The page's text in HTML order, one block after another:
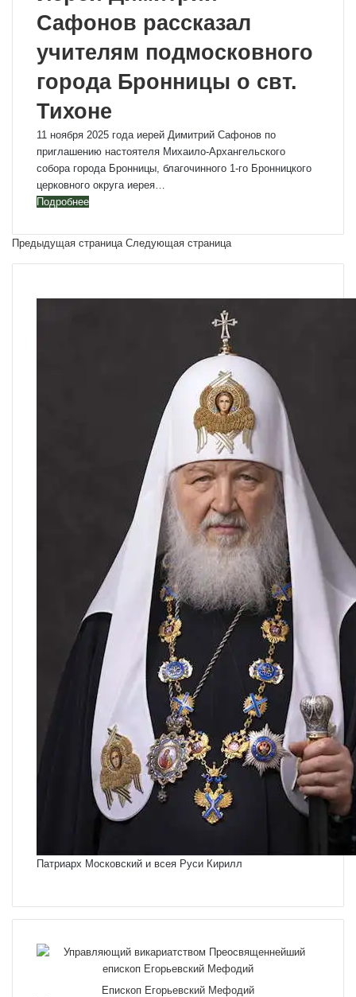
Сафонов рассказал
учителям подмосковного
города Бронницы о свт.
Тихоне
11 ноября 2025 года иерей Димитрий Сафонов по
приглашению настоятеля Михаило-Архангельского
собора города Бронницы, благочинного 1-го Бронницкого
церковного округа иерея…
Подробнее
Предыдущая страница Следующая страница
Патриарх Московский и всея Руси Кирилл
Епископ Егорьевский Мефодий